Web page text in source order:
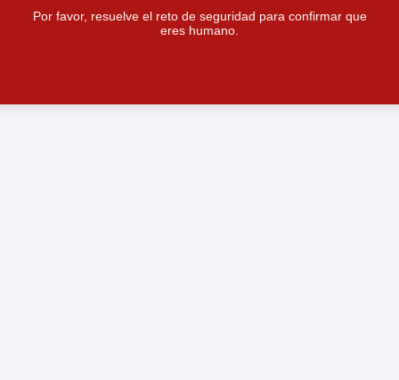
Por favor, resuelve el reto de seguridad para confirmar que
eres humano.